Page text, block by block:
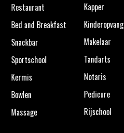
Restaurant
Bed and Breakfast
Snackbar
Sportschool
Kermis
Bowlen
Massage
Kapper
Kinderopvang
Makelaar
Tandarts
Notaris
Pedicure
Rijschool